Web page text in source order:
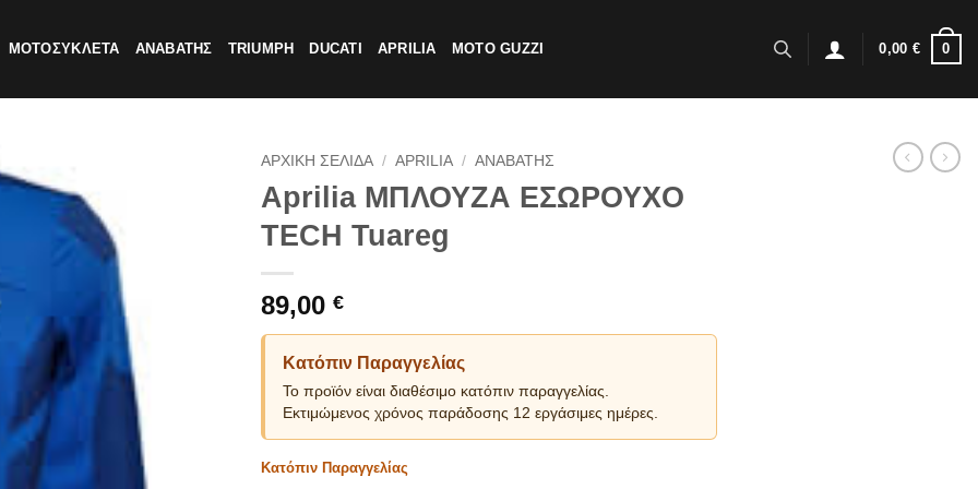
ΜΟΤΟΣΥΚΛΕΤΑ ΑΝΑΒΑΤΗΣ TRIUMPH DUCATI APRILIA MOTO GUZZI 0,00 € 0
ΑΡΧΙΚΗ ΣΕΛΙΔΑ / APRILIA / ΑΝΑΒΑΤΗΣ
Aprilia ΜΠΛΟΥΖΑ ΕΣΩΡΟΥΧΟ
TECH Tuareg
89,00 €
Κατόπιν Παραγγελίας
Το προϊόν είναι διαθέσιμο κατόπιν παραγγελίας.
Εκτιμώμενος χρόνος παράδοσης 12 εργάσιμες ημέρες.
Κατόπιν Παραγγελίας